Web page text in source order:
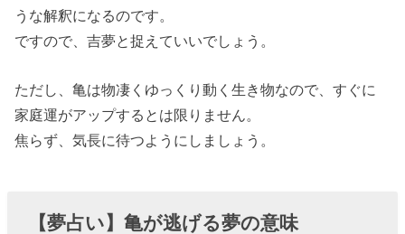
うな解釈になるのです。
ですので、吉夢と捉えていいでしょう。
ただし、亀は物凄くゆっくり動く生き物なので、すぐに
家庭運がアップするとは限りません。
焦らず、気長に待つようにしましょう。
【夢占い】亀が逃げる夢の意味